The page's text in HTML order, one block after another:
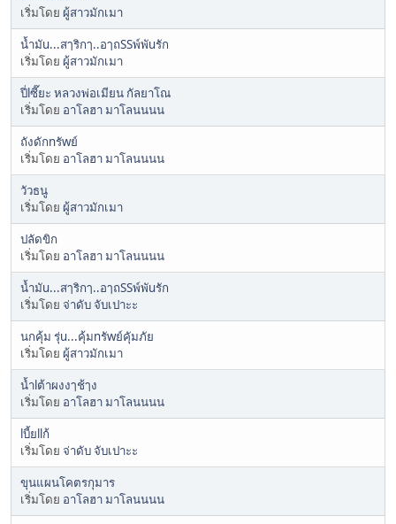
เริ่มโดย ผู้สาวมักเมา
น้ำมัu...สๅริกๅ..อๅถSSพ์พัuรัก
เริ่มโดย ผู้สาวมักเมา
ปี่lซี๊ยะ หลวงพ่อเมียน กัลยาโณ
เริ่มโดย อาโลฮา มาโลนนนน
ถังดักnรัwย์
เริ่มโดย อาโลฮา มาโลนนนน
วัวธนู
เริ่มโดย ผู้สาวมักเมา
ปลัดขิก
เริ่มโดย อาโลฮา มาโลนนนน
น้ำมัu...สๅริกๅ..อๅถSSพ์พัuรัก
เริ่มโดย จ่าดับ จับเปาะะ
นกคุ้ม รุ่u...คุ้มnรัwย์คุัมภัย
เริ่มโดย ผู้สาวมักเมา
น้ำlต้าผงงๅช้ๅง
เริ่มโดย อาโลฮา มาโลนนนน
lบี้ยllก้
เริ่มโดย จ่าดับ จับเปาะะ
ขุนแผนโคตรกุมาร
เริ่มโดย อาโลฮา มาโลนนนน